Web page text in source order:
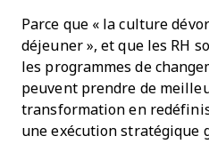
Parce que « la culture
déjeuner », et que les RH
les programmes de
peuvent prendre de
transformation en
une exécution stratégique